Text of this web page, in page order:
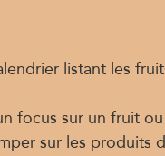
listant les
focus sur un fruit
sur les produits